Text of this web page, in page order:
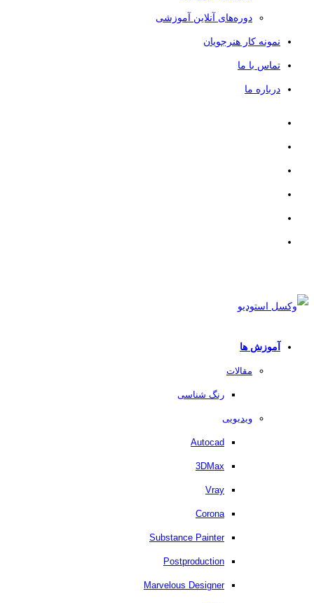
دوره‌های آنلاین آموزشی
نمونه کار هنرجویان
تماس با ما
درباره ما
آموزش ها
مقالات
رنگ شناسی
ویدیویی
Autocad
3DMax
Vray
Corona
Substance Painter
Postproduction
Marvelous Designer